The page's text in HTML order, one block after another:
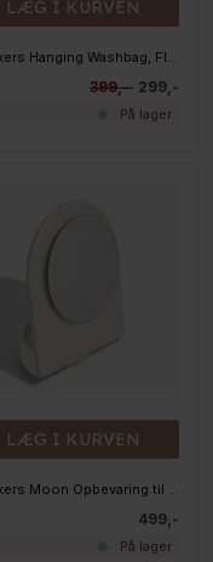
LÆG I KURVEN
Stackers Hanging Washbag, Fluted Black
399,- 299,-
På lager
LÆG I KURVEN
Stackers Moon Opbevaring til hårprodukter med Spejl
499,-
På lager